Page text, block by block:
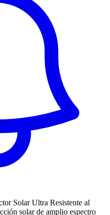
Solar Ultra Resistente al
solar de amplio espectro